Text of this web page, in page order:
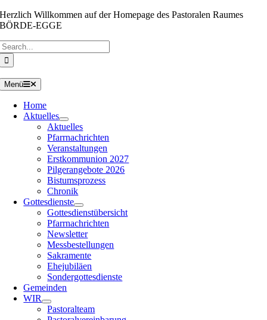
Zum
Inhalt
Herzlich Willkommen auf der Homepage des Pastoralen Raumes
BÖRDE-EGGE
Menü
Home
Aktuelles
Aktuelles
Pfarrnachrichten
Veranstaltungen
Erstkommunion 2027
Pilgerangebote 2026
Bistumsprozess
Chronik
Gottesdienste
Gottesdienstübersicht
Pfarrnachrichten
Newsletter
Messbestellungen
Sakramente
Ehejubiläen
Sondergottesdienste
Gemeinden
WIR
Pastoralteam